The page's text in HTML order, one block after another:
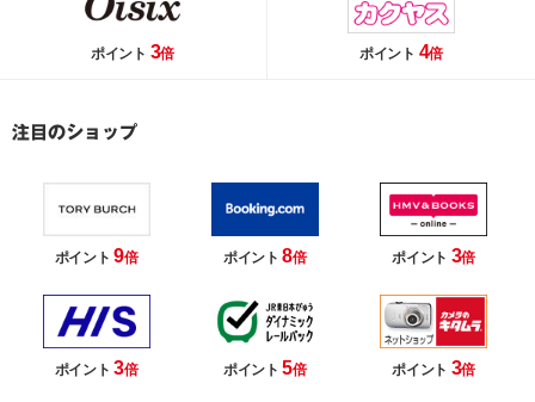
ポイント 3倍 ポイント 4倍
ポイント9倍 ポイント8倍 ポイント 3倍
ポイント3倍 ポイント5倍 ポイント 3倍